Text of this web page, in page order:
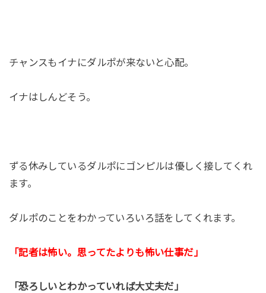
チャンスもイナにダルポが来ないと心配。
イナはしんどそう。
ずる休みしているダルポにゴンピルは優しく接してくれ
ます。
ダルポのことをわかっていろいろ話をしてくれます。
「記者は怖い。思ってたよりも怖い仕事だ」
「恐ろしいとわかっていれば大丈夫だ」